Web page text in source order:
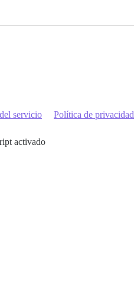
servicio Política de privacidad
activado